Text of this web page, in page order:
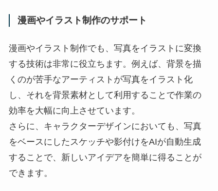
漫画やイラスト制作のサポート
漫画やイラスト制作でも、写真をイラストに変換
する技術は非常に役立ちます。例えば、背景を描
くのが苦手なアーティストが写真をイラスト化
し、それを背景素材として利用することで作業の
効率を大幅に向上させています。
さらに、キャラクターデザインにおいても、写真
をベースにしたスケッチや影付けをAIが自動生成
することで、新しいアイデアを簡単に得ることが
できます。